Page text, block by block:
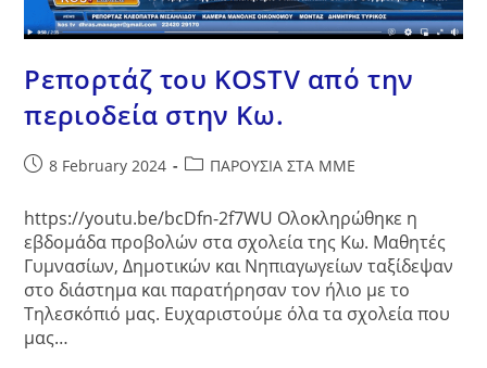
Ρεπορτάζ του KOSTV από την
περιοδεία στην Κω.
Post8 February 2024
PostΠΑΡΟΥΣΙΑ ΣΤΑ ΜΜΕ
https://youtu.be/bcDfn-2f7WU Ολοκληρώθηκε η
εβδομάδα προβολών στα σχολεία της Κω. Μαθητές
Γυμνασίων, Δημοτικών και Νηπιαγωγείων ταξίδεψαν
στο διάστημα και παρατήρησαν τον ήλιο με το
Τηλεσκόπιό μας. Ευχαριστούμε όλα τα σχολεία που
μας…